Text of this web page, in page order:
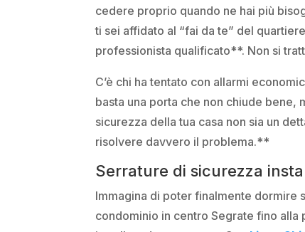
cedere proprio quando ne hai più
ti sei affidato al “fai da te” del
professionista qualificato**. Non si
C’è chi ha tentato con allarmi
basta una porta che non chiude bene,
sicurezza della tua casa non sia un
risolvere davvero il problema.**
Serrature di sicurezza
Immagina di poter finalmente dormire
condominio in centro Segrate fino